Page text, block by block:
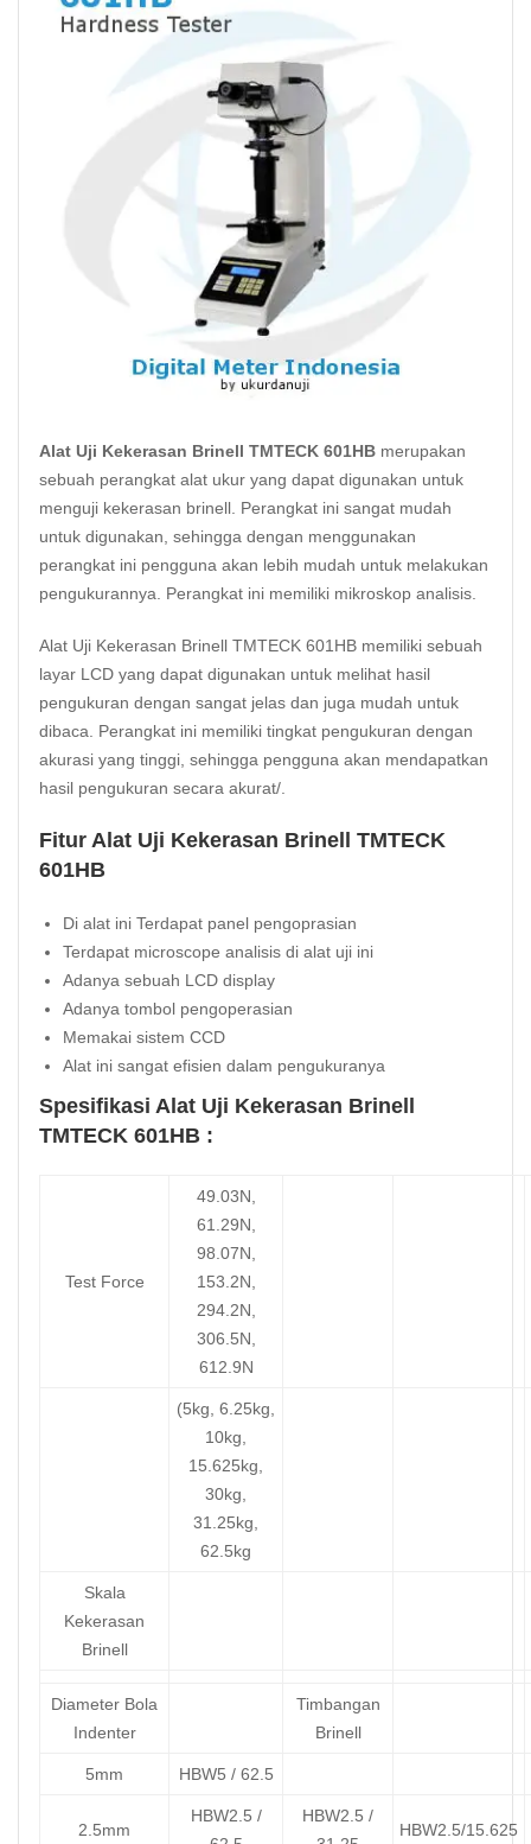
Alat Uji Kekerasan Brinell TMTECK 601HB merupakan
sebuah perangkat alat ukur yang dapat digunakan untuk
menguji kekerasan brinell. Perangkat ini sangat mudah
untuk digunakan, sehingga dengan menggunakan
perangkat ini pengguna akan lebih mudah untuk melakukan
pengukurannya. Perangkat ini memiliki mikroskop analisis.
Alat Uji Kekerasan Brinell TMTECK 601HB memiliki sebuah
layar LCD yang dapat digunakan untuk melihat hasil
pengukuran dengan sangat jelas dan juga mudah untuk
dibaca. Perangkat ini memiliki tingkat pengukuran dengan
akurasi yang tinggi, sehingga pengguna akan mendapatkan
hasil pengukuran secara akurat/.
Fitur Alat Uji Kekerasan Brinell TMTECK
601HB
Di alat ini Terdapat panel pengoprasian
Terdapat microscope analisis di alat uji ini
Adanya sebuah LCD display
Adanya tombol pengoperasian
Memakai sistem CCD
Alat ini sangat efisien dalam pengukuranya
Spesifikasi Alat Uji Kekerasan Brinell
TMTECK 601HB :
Test Force
49.03N,
61.29N,
98.07N,
153.2N,
294.2N,
306.5N,
612.9N
(5kg, 6.25kg,
10kg,
15.625kg,
30kg,
31.25kg,
62.5kg
Skala
Kekerasan
Brinell
Diameter Bola
Indenter
Timbangan
Brinell
5mm HBW5 / 62.5
2.5mm
HBW2.5 /
HBW2.5 /
HBW2.5/15.625